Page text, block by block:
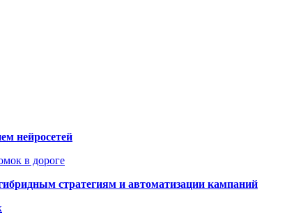
нейросетей
в дороге
стратегиям и автоматизации кампаний